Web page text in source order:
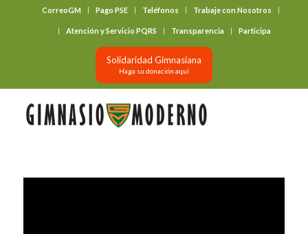
CorreoGM Pago PSE Teléfonos Trabaje con Nosotros
Atención y Servicio PQRS Transparencia Participa
Solidaridad Gimnasiana
Haga su donación aquí